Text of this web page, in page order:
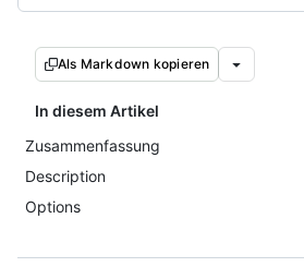
Als Markdown kopieren
In diesem Artikel
Zusammenfassung
Description
Options